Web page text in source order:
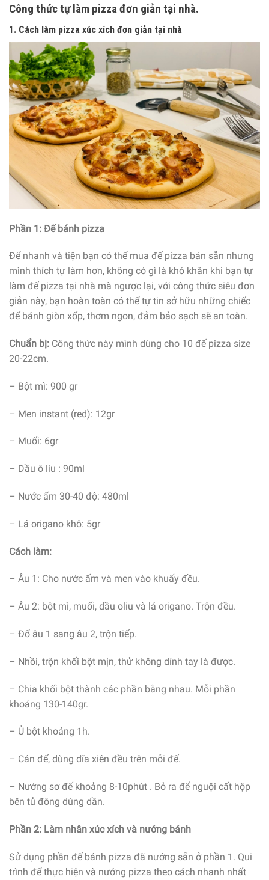
Công thức tự làm pizza đơn giản tại nhà.
1. Cách làm pizza xúc xích đơn giản tại nhà
Phần 1: Đế bánh pizza
Để nhanh và tiện bạn có thể mua đế pizza bán sẵn nhưng
mình thích tự làm hơn, không có gì là khó khăn khi bạn tự
làm đế pizza tại nhà mà ngược lại, với công thức siêu đơn
giản này, bạn hoàn toàn có thể tự tin sở hữu những chiếc
đế bánh giòn xốp, thơm ngon, đảm bảo sạch sẽ an toàn.
Chuẩn bị: Công thức này mình dùng cho 10 đế pizza size
20-22cm.
– Bột mì: 900 gr
– Men instant (red): 12gr
– Muối: 6gr
– Dầu ô liu : 90ml
– Nước ấm 30-40 độ: 480ml
– Lá origano khô: 5gr
Cách làm:
– Âu 1: Cho nước ấm và men vào khuấy đều.
– Âu 2: bột mì, muối, dầu oliu và lá origano. Trộn đều.
– Đổ âu 1 sang âu 2, trộn tiếp.
– Nhồi, trộn khối bột mịn, thử không dính tay là được.
– Chia khối bột thành các phần bằng nhau. Mỗi phần
khoảng 130-140gr.
– Ủ bột khoảng 1h.
– Cán đế, dùng dĩa xiên đều trên mỗi đế.
– Nướng sơ đế khoảng 8-10phút . Bỏ ra để nguội cất hộp
bên tủ đông dùng dần.
Phần 2: Làm nhân xúc xích và nướng bánh
Sử dụng phần đế bánh pizza đã nướng sẵn ở phần 1. Qui
trình để thực hiện và nướng pizza theo cách nhanh nhất